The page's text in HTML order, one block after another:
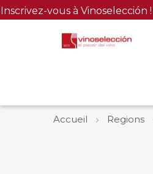
Inscrivez-vous à Vinoselección !
Accueil Regions